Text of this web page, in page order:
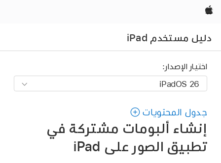
Apple‏
دليل مستخدم iPad
اختيار الإصدار:
جدول المحتويات
إنشاء ألبومات مشتركة في
تطبيق الصور على iPad